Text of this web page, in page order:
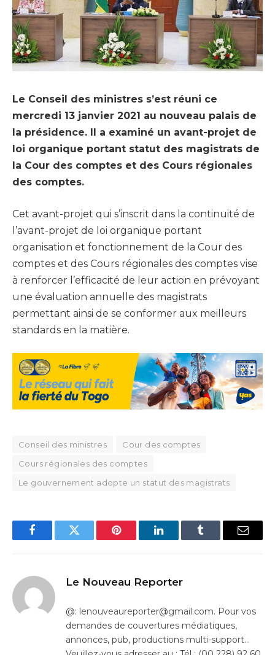
Le Conseil des ministres s’est réuni ce
mercredi 13 janvier 2021 au nouveau palais de
la présidence. Il a examiné un avant-projet de
loi organique portant statut des magistrats de
la Cour des comptes et des Cours régionales
des comptes.
Cet avant-projet qui s’inscrit dans la continuité de
l’avant-projet de loi organique portant
organisation et fonctionnement de la Cour des
comptes et des Cours régionales des comptes vise
à renforcer l’efficacité de leur action en prévoyant
une évaluation annuelle des magistrats
permettant ainsi de se conformer aux meilleurs
standards en la matière.
Conseil des ministres
Cour des comptes
Cours régionales des comptes
Le gouvernement adopte un statut des magistrats
FacebookTwitter Pinterest LinkedInTumblr Email
Le Nouveau Reporter
@: lenouveaureporter@gmail.com. Pour vos
demandes de couvertures médiatiques,
annonces, pub, productions multi-support…